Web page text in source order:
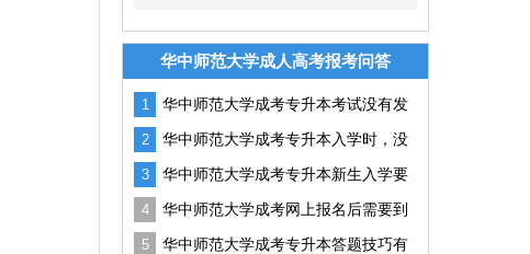
华中师范大学成人高考报考问答
1
华中师范大学成考专升本考试没有发
挥好怎么办？
2
华中师范大学成考专升本入学时，没
有通知书可以吗？
3
华中师范大学成考专升本新生入学要
准备哪些资料？
4
华中师范大学成考网上报名后需要到
现场确认吗?
5
华中师范大学成考专升本答题技巧有